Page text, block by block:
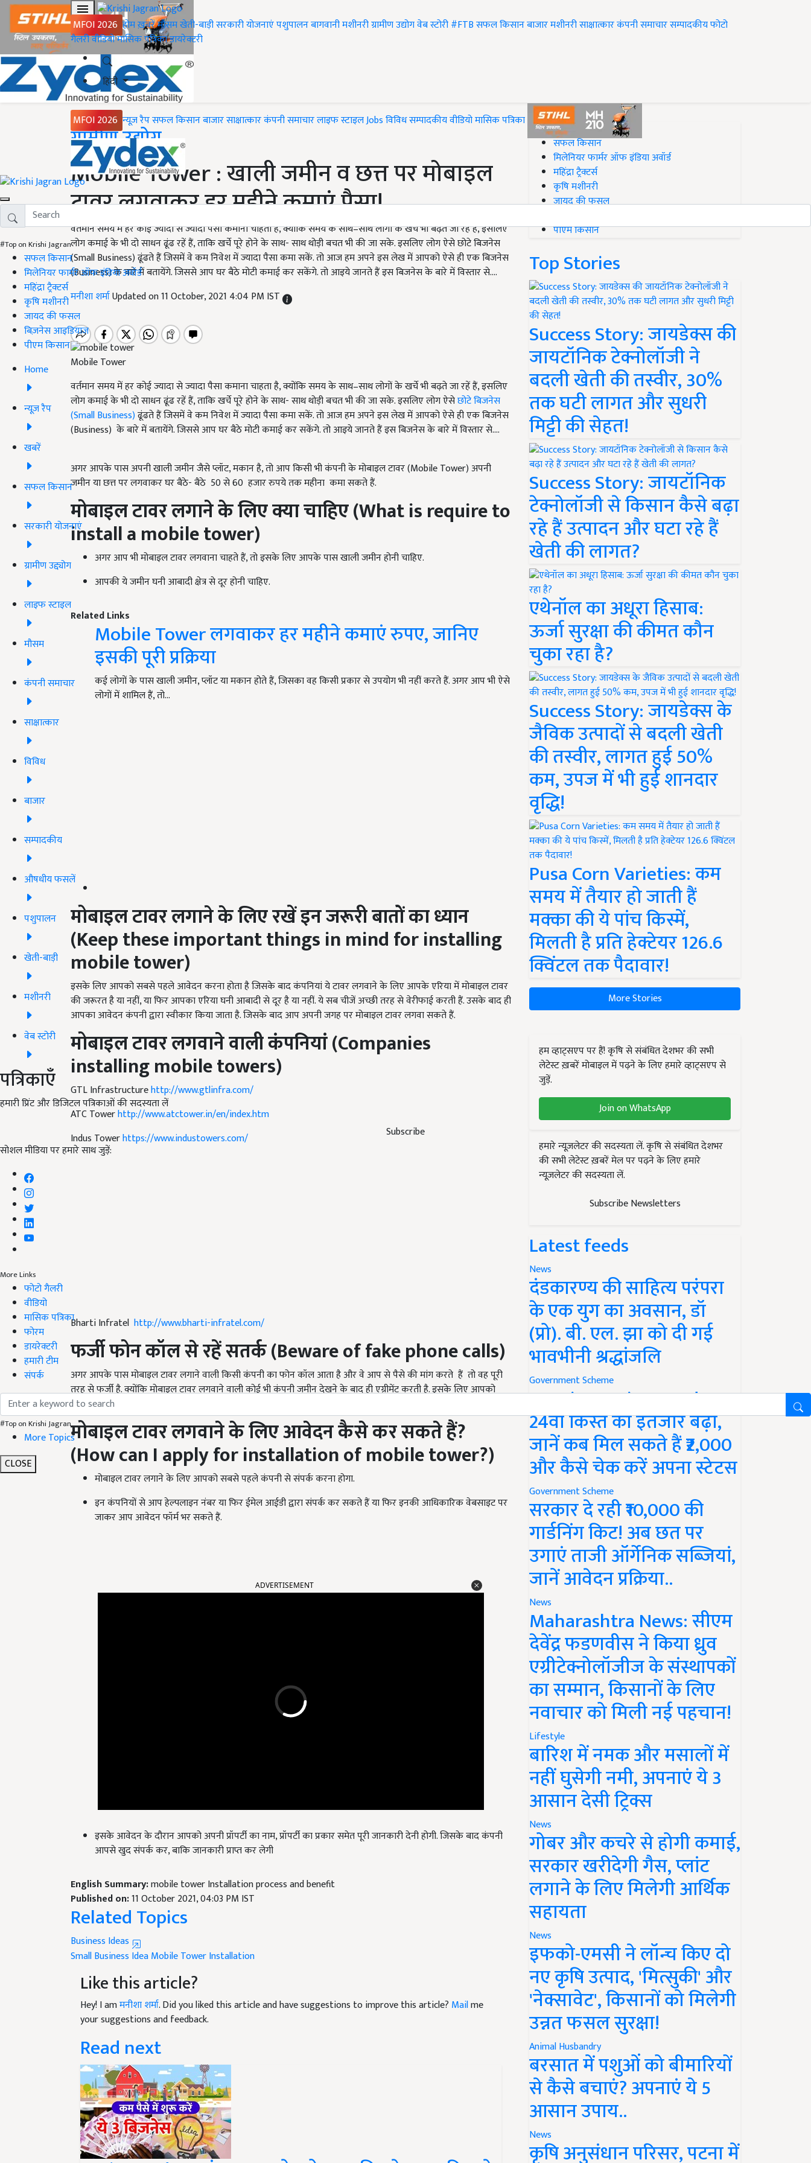
MFOI 2026 होमख़बरेंमौसमखेती-बाड़ीसरकारी योजनाएंपशुपालनबागवानीमशीनरीग्रामीण उद्योगवेब स्टोरी#FTBसफल किसानबाजारमशीनरीसाक्षात्कारकंपनी समाचारसम्पादकीयफोटो
गैलरीवीडियोमासिक पत्रिकाडायरेक्टरी
हिंदी
MFOI 2026 न्यूज़ रैपसफल किसानबाजारसाक्षात्कारकंपनी समाचारलाइफ स्टाइलJobsविविधसम्पादकीयवीडियोमासिक पत्रिका
#Top on Krishi Jagran
सफल किसान
मिलेनियर फार्मर ऑफ इंडिया अवॉर्ड
महिंद्रा ट्रैक्टर्स
कृषि मशीनरी
जायद की फसल
बिज़नेस आइडियाज
पीएम किसान
Home
न्यूज़ रैप
खबरें
सफल किसान
सरकारी योजनाएं
ग्रामीण उद्द्योग
लाइफ स्टाइल
मौसम
कंपनी समाचार
साक्षात्कार
विविध
बाजार
सम्पादकीय
औषधीय फसलें
पशुपालन
खेती-बाड़ी
मशीनरी
वेब स्टोरी
पत्रिकाएँ
हमारी प्रिंट और डिजिटल पत्रिकाओं की सदस्यता लें
Subscribe
सोशल मीडिया पर हमारे साथ जुड़ें:
More Links
फोटो गैलरी
वीडियो
मासिक पत्रिका
फोरम
डायरेक्टरी
हमारी टीम
संपर्क
#Top on Krishi Jagran
More Topics
CLOSE
Home
ग्रामीण उद्योग
Mobile Tower : खाली जमीन व छत्त पर मोबाइल
टावर लगवाकर हर महीने कमाएं पैसा!
वर्तमान समय में हर कोई ज्यादा से ज्यादा पैसा कमाना चाहता है, क्योंकि समय के साथ–साथ लोगों के खर्चे भी बढ़ते जा रहें हैं, इसलिए
लोग कमाई के भी दो साधन ढूंढ रहें हैं, ताकि खर्चे पूरे होने के साथ- साथ थोड़ी बचत भी की जा सके. इसलिए लोग ऐसे छोटे बिजनेस
(Small Business) ढूंढते हैं जिसमें वे कम निवेश में ज्यादा पैसा कमा सकें. तो आज हम अपने इस लेख में आपको ऐसे ही एक बिजनेस
(Business) के बारे में बतायेंगे. जिससे आप घर बैठे मोटी कमाई कर सकेंगे. तो आइये जानते हैं इस बिजनेस के बारे में विस्तार से....
मनीशा शर्माUpdated on 11 October, 2021 4:04 PM IST
Mobile Tower
वर्तमान समय में हर कोई ज्यादा से ज्यादा पैसा कमाना चाहता है, क्योंकि समय के साथ–साथ लोगों के खर्चे भी बढ़ते जा रहें हैं, इसलिए
लोग कमाई के भी दो साधन ढूंढ रहें हैं, ताकि खर्चे पूरे होने के साथ- साथ थोड़ी बचत भी की जा सके. इसलिए लोग ऐसेछोटे बिजनेस
(Small Business)ढूंढते हैं जिसमें वे कम निवेश में ज्यादा पैसा कमा सकें. तो आज हम अपने इस लेख में आपको ऐसे ही एक बिजनेस
(Business) के बारे में बतायेंगे. जिससे आप घर बैठे मोटी कमाई कर सकेंगे. तो आइये जानते हैं इस बिजनेस के बारे में विस्तार से....
अगर आपके पास अपनी खाली जमीन जैसे प्लॉट, मकान है, तो आप किसी भी कंपनी के मोबाइल टावर (Mobile Tower) अपनी
जमीन या छत्त पर लगवाकर घर बैठे- बैठे 50 से 60 हजार रुपये तक महीना कमा सकते हैं.
मोबाइल टावर लगाने के लिए क्या चाहिए (What is require to
install a mobile tower)
अगर आप भी मोबाइल टावर लगवाना चाहते हैं, तो इसके लिए आपके पास खाली जमीन होनी चाहिए.
आपकी ये जमीन घनी आबादी क्षेत्र से दूर होनी चाहिए.
Related Links
Mobile Tower लगवाकर हर महीने कमाएं रुपए, जानिए
इसकी पूरी प्रक्रिया
कई लोगों के पास खाली जमीन, प्लॉट या मकान होते हैं, जिसका वह किसी प्रकार से उपयोग भी नहीं करते हैं. अगर आप भी ऐसे
लोगों में शामिल हैं, तो…
मोबाइल टावर लगाने के लिए रखें इन जरूरी बातों का ध्यान
(Keep these important things in mind for installing
mobile tower)
इसके लिए आपको सबसे पहले आवेदन करना होता है जिसके बाद कंपनियां ये टावर लगवाने के लिए आपके एरिया में मोबाइल टावर
की जरूरत है या नहीं, या फिर आपका एरिया घनी आबादी से दूर है या नहीं. ये सब चीजें अच्छी तरह से वेरीफाई करती हैं. उसके बाद ही
आपका आवेदन कंपनी द्वारा स्वीकार किया जाता है. जिसके बाद आप अपनी जगह पर मोबाइल टावर लगवा सकते हैं.
मोबाइल टावर लगवाने वाली कंपनियां (Companies
installing mobile towers)
GTL Infrastructurehttp://www.gtlinfra.com/
ATC Towerhttp://www.atctower.in/en/index.htm
Indus Towerhttps://www.industowers.com/
Bharti Infratel http://www.bharti-infratel.com/
फर्जी फोन कॉल से रहें सतर्क (Beware of fake phone calls)
अगर आपके पास मोबाइल टावर लगाने वाली किसी कंपनी का फोन कॉल आता है और वे आप से पैसे की मांग करते हैं तो वह पूरी
तरह से फर्जी है. क्योंकि मोबाइल टावर लगवाने वाली कोई भी कंपनी जमीन देखने के बाद ही एग्रीमेंट करती है. इसके लिए आपको
कंपनी रेंट भी देती है. जोकि 10 हजार से लेकर 50 हजार रुपये तक हो सकता है.
मोबाइल टावर लगवाने के लिए आवेदन कैसेकर सकते हैं?
(How can I apply for installation of mobile tower?)
मोबाइल टावर लगाने के लिए आपको सबसे पहले कंपनी से संपर्क करना होगा.
इन कंपनियों से आप हेल्पलाइन नंबर या फिर ईमेल आईडी द्वारा संपर्क कर सकते हैं या फिर इनकी आधिकारिक वेबसाइट पर
जाकर आप आवेदन फॉर्म भर सकते हैं.
आपसे खुद संपर्क कर, बाकि जानकारी प्राप्त कर लेगी
Published on:11 October 2021, 04:03 PM IST
Related Topics
Business Ideas
Small Business Idea
Like this article?
Hey! I amमनीशा शर्मा . Did you liked this article and have suggestions to improve this article?
your suggestions and feedback.
Read next
Business Idea: गांव व शहर के लोग इन बिजनेस आइडिया के
#Top on Krishi Jagran
सफल किसान
मिलेनियर फार्मर ऑफ इंडिया अवॉर्ड
महिंद्रा ट्रैक्टर्स
कृषि मशीनरी
जायद की फसल
पीएम किसान
Top Stories
Success Story: जायडेक्स की
जायटॉनिक टेक्नोलॉजी ने
बदली खेती की तस्वीर, 30%
तक घटी लागत और सुधरी
मिट्टी की सेहत!
Success Story: जायटॉनिक
टेक्नोलॉजी से किसान कैसे बढ़ा
रहे हैं उत्पादन और घटा रहे हैं
खेती की लागत?
एथेनॉल का अधूरा हिसाब:
ऊर्जा सुरक्षा की कीमत कौन
चुका रहा है?
Success Story: जायडेक्स के
जैविक उत्पादों से बदली खेती
की तस्वीर, लागत हुई 50%
कम, उपज में भी हुई शानदार
वृद्धि!
Pusa Corn Varieties: कम
समय में तैयार हो जाती हैं
मक्का की ये पांच किस्में,
मिलती है प्रति हेक्टेयर 126.6
क्विंटल तक पैदावार!
More Stories
हम व्हाट्सएप पर हैं! कृषि से संबंधित देशभर की सभी
लेटेस्ट ख़बरें मोबाइल में पढ़ने के लिए हमारे व्हाट्सएप से
जुड़ें.
Join on WhatsApp
हमारे न्यूज़लेटर की सदस्यता लें. कृषि से संबंधित देशभर
की सभी लेटेस्ट ख़बरें मेल पर पढ़ने के लिए हमारे
न्यूज़लेटर की सदस्यता लें.
Subscribe Newsletters
Latest feeds
News
दंडकारण्य की साहित्य परंपरा
के एक युग का अवसान, डॉ
(प्रो). बी. एल. झा को दी गई
भावभीनी श्रद्धांजलि
Government Scheme
PM Kisan Yojana Update:
24वीं किस्त का इंतजार बढ़ा,
जानें कब मिल सकते हैं ₹2,000
और कैसे चेक करें अपना स्टेटस
Government Scheme
सरकार दे रही ₹10,000 की
गार्डनिंग किट! अब छत पर
उगाएं ताजी ऑर्गेनिक सब्जियां,
जानें आवेदन प्रक्रिया..
News
Maharashtra News: सीएम
देवेंद्र फडणवीस ने किया ध्रुव
एग्रीटेक्नोलॉजीज के संस्थापकों
का सम्मान, किसानों के लिए
नवाचार को मिली नई पहचान!
Lifestyle
बारिश में नमक और मसालों में
नहीं घुसेगी नमी, अपनाएं ये 3
आसान देसी ट्रिक्स
News
गोबर और कचरे से होगी कमाई,
सरकार खरीदेगी गैस, प्लांट
लगाने के लिए मिलेगी आर्थिक
सहायता
News
इफको-एमसी ने लॉन्च किए दो
नए कृषि उत्पाद, 'मित्सुकी' और
'नेक्सावेट', किसानों को मिलेगी
उन्नत फसल सुरक्षा!
Animal Husbandry
बरसात में पशुओं को बीमारियों
से कैसे बचाएं? अपनाएं ये 5
आसान उपाय..
News
कृषि अनुसंधान परिसर, पटना में